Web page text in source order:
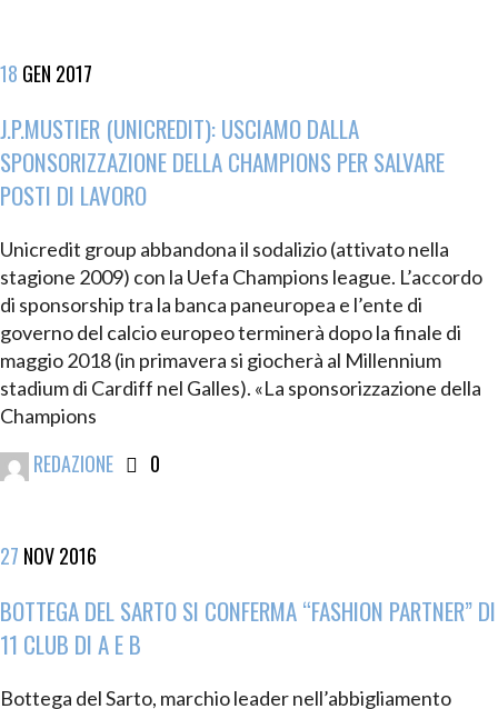
18 GEN 2017
J.P.MUSTIER (UNICREDIT): USCIAMO DALLA
SPONSORIZZAZIONE DELLA CHAMPIONS PER SALVARE
POSTI DI LAVORO
Unicredit group abbandona il sodalizio (attivato nella
stagione 2009) con la Uefa Champions league. L’accordo
di sponsorship tra la banca paneuropea e l’ente di
governo del calcio europeo terminerà dopo la finale di
maggio 2018 (in primavera si giocherà al Millennium
stadium di Cardiff nel Galles). «La sponsorizzazione della
Champions
REDAZIONE 0
27 NOV2016
BOTTEGA DEL SARTO SI CONFERMA “FASHION PARTNER” DI
11 CLUB DI A E B
Bottega del Sarto, marchio leader nell’abbigliamento